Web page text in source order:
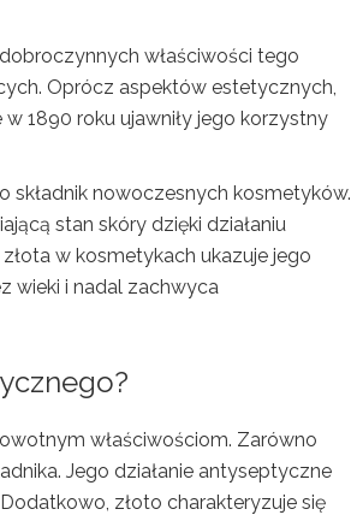
właściwości tego
Oprócz aspektów estetycznych,
1890 roku ujawniły jego korzystny
składnik nowoczesnych kosmetyków.
stan skóry dzięki działaniu
w kosmetykach ukazuje jego
wieki i nadal zachwyca
właściwościom. Zarówno
Jego działanie antyseptyczne
złoto charakteryzuje się